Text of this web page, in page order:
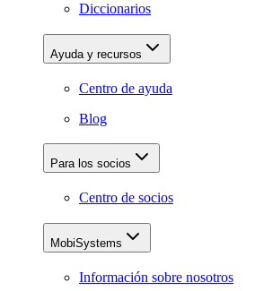
Diccionarios
Ayuda y recursos
Centro de ayuda
Blog
Para los socios
Centro de socios
MobiSystems
Información sobre nosotros